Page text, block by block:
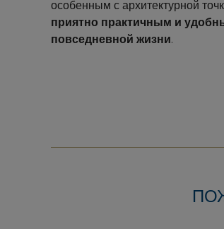
особенным с архитектурной
приятно практичным и
повседневной жизни.